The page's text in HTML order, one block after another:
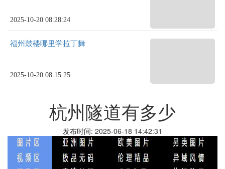
2025-10-20 08:28:24
福州鼓楼哪里学拉丁舞
2025-10-20 08:15:25
杭州隧道有多少
发布时间: 2025-06-18 14:42:31